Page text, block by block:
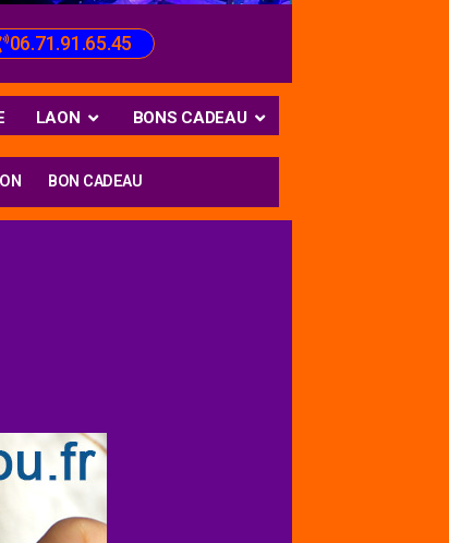
06.71.91.65.45
LAON BONS CADEAU
BON CADEAU